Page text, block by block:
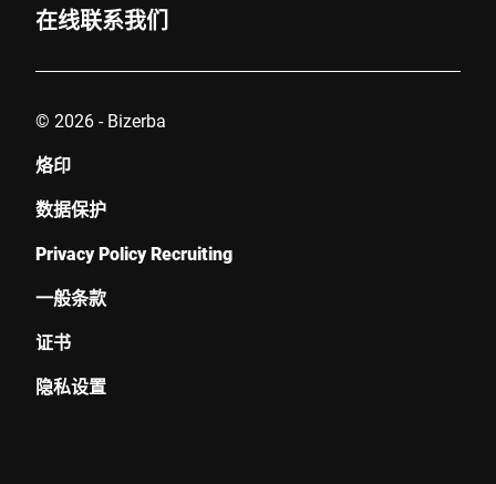
在线联系我们
© 2026 - Bizerba
烙印
数据保护
Privacy Policy Recruiting
一般条款
证书
隐私设置